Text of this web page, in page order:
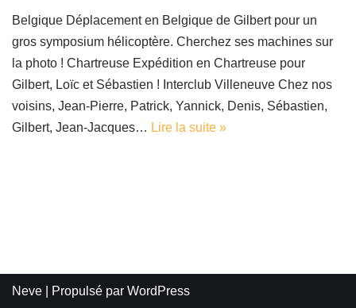
Belgique Déplacement en Belgique de Gilbert pour un
gros symposium hélicoptère. Cherchez ses machines sur
la photo ! Chartreuse Expédition en Chartreuse pour
Gilbert, Loïc et Sébastien ! Interclub Villeneuve Chez nos
voisins, Jean-Pierre, Patrick, Yannick, Denis, Sébastien,
Gilbert, Jean-Jacques… Lire la suite »
Neve | Propulsé par WordPress